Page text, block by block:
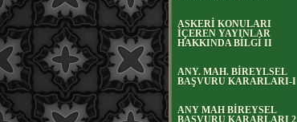
ASKERİ KONULARI
İÇEREN YAYINLAR
HAKKINDA BİLGİ II
ANY. MAH. BİREYLSEL
BAŞVURU KARARLARI-I
ANY MAH BİREYSEL
BAŞVURU KARARLARI 2